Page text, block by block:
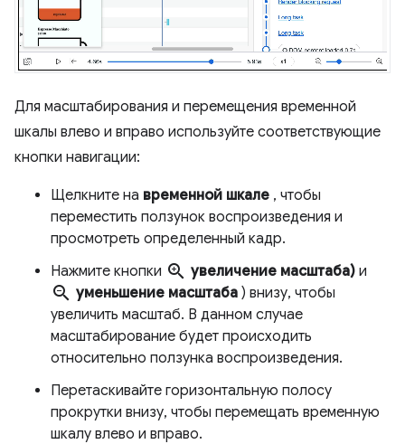
Для масштабирования и перемещения временной
шкалы влево и вправо используйте соответствующие
кнопки навигации:
Щелкните на временной шкале , чтобы
переместить ползунок воспроизведения и
просмотреть определенный кадр.
Нажмите кнопки zoom_in увеличение масштаба) и
zoom_out уменьшение масштаба ) внизу, чтобы
увеличить масштаб. В данном случае
масштабирование будет происходить
относительно ползунка воспроизведения.
Перетаскивайте горизонтальную полосу
прокрутки внизу, чтобы перемещать временную
шкалу влево и вправо.